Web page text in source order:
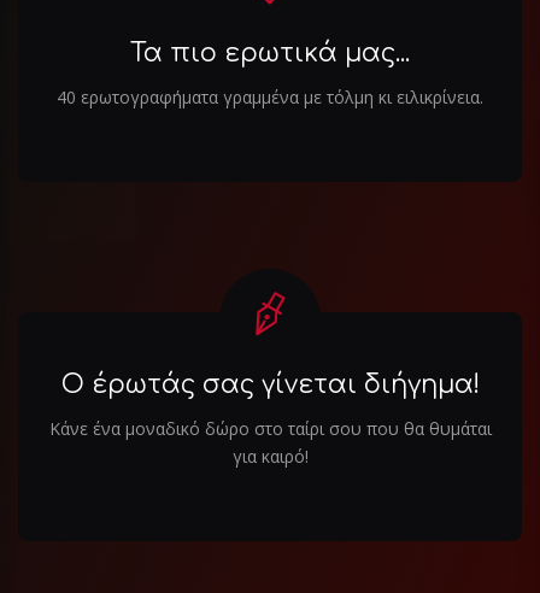
Τα πιο ερωτικά μας...
40 ερωτογραφήματα γραμμένα με τόλμη κι ειλικρίνεια.
Ο έρωτάς σας γίνεται διήγημα!
Κάνε ένα μοναδικό δώρο στο ταίρι σου που θα θυμάται
για καιρό!